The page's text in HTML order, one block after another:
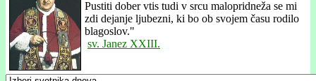
Pustiti dober vtis tudi v srcu malopridneža se mi
zdi dejanje ljubezni, ki bo ob svojem času rodilo
blagoslov."
sv. Janez XXIII.